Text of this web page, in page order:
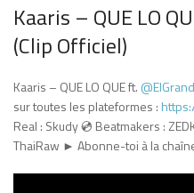
Kaaris – QUE LO
(Clip Officiel)
Kaaris – QUE LO QUE ft. ​⁠
sur toutes les plateformes :
Real : Skudy 💿 Beatmakers :
ThaiRaw ► Abonne-toi à la